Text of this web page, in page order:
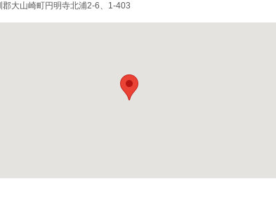
郡大山崎町円明寺北浦2-6、1-403